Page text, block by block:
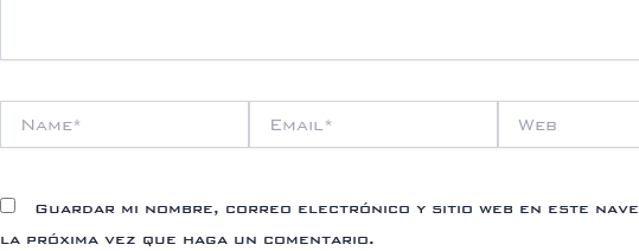
Guardar mi nombre, correo electrónico y sitio web en este
la próxima vez que haga un comentario.